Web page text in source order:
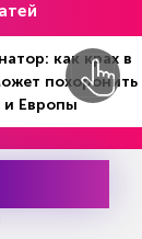
Москве, в
Вам
как крах в
похоронить
Европы